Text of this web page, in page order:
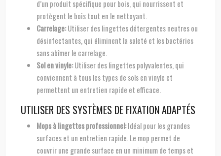
d’un produit spécifique pour bois, qui nourrissent et
protègent le bois tout en le nettoyant.
Carrelage:Utiliser des lingettes détergentes neutres ou
désinfectantes, qui éliminent la saleté et les bactéries
sans abîmer le carrelage.
Sol en vinyle:Utiliser des lingettes polyvalentes, qui
conviennent à tous les types de sols en vinyle et
permettent un entretien rapide et efficace.
UTILISER DES SYSTÈMES DE FIXATION ADAPTÉS
Mops à lingettes professionnel:Idéal pour les grandes
surfaces et un entretien rapide. Le mop permet de
couvrir une grande surface en un minimum de temps et